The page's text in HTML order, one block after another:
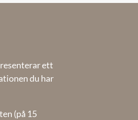
ett
du har
(på 15